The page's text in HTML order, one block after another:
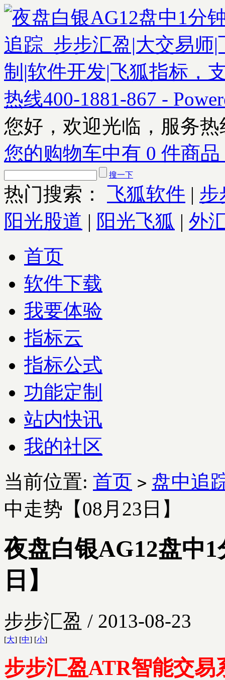
您好，欢迎光临，服务热
您的购物车中有 0 件商
搜一下
热门搜索： 飞狐软件 | 步
阳光股道 | 阳光飞狐 | 外
首页
软件下载
我要体验
指标云
指标公式
功能定制
站内快讯
我的社区
当前位置: 首页 > 盘中追
中走势【08月23日】
夜盘白银AG12盘中
日】
步步汇盈 / 2013-08-23
[大] [中] [小]
步步汇盈ATR智能交易